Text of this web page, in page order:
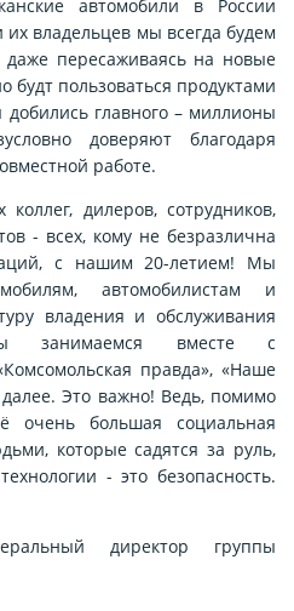
автомобили в России
владельцев мы всегда будем
пересаживаясь на новые
будт пользоваться продуктами
главного – миллионы
доверяют благодаря
работе.
дилеров, сотрудников,
- всех, кому не безразлична
с нашим 20-летием! Мы
автомобилистам и
владения и обслуживания
занимаемся вместе с
правда», «Наше
Это важно! Ведь, помимо
очень большая социальная
которые садятся за руль,
- это безопасность.
директор группы